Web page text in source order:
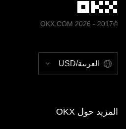
©2017 - 2026 OKX.COM
العربية/USD
المزيد حول OKX